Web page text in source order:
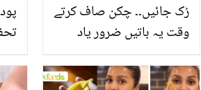
رُک جائیں۔۔ چکن صاف کرتے
وقت یہ باتیں ضرور یاد